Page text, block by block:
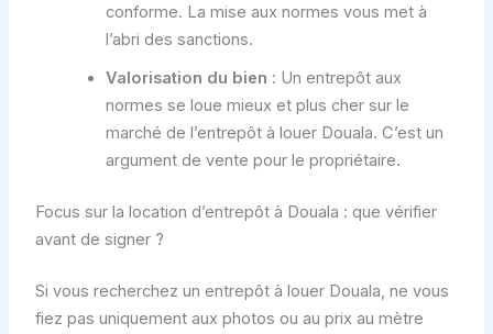
conforme. La mise aux normes vous met à
l’abri des sanctions.
Valorisation du bien : Un entrepôt aux
normes se loue mieux et plus cher sur le
marché de l’entrepôt à louer Douala. C’est un
argument de vente pour le propriétaire.
Focus sur la location d’entrepôt à Douala : que vérifier
avant de signer ?
Si vous recherchez un entrepôt à louer Douala, ne vous
fiez pas uniquement aux photos ou au prix au mètre